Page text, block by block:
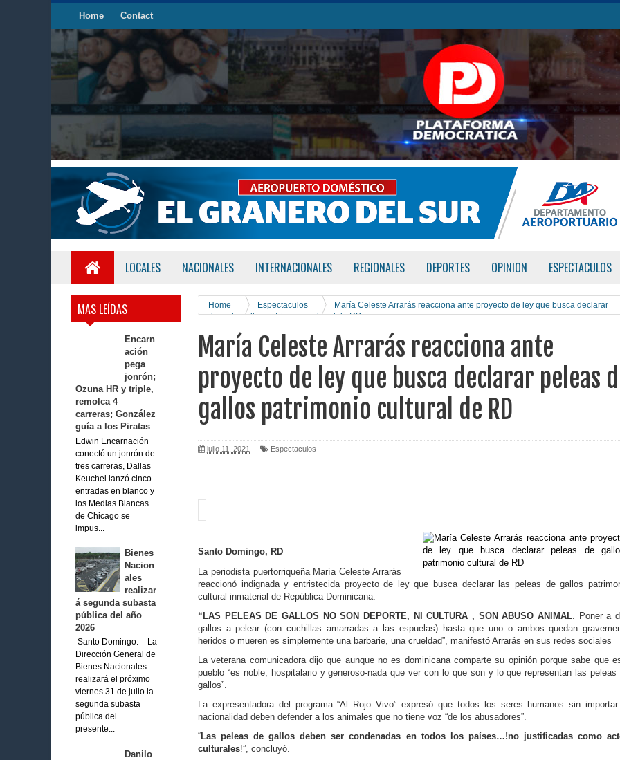
Home Contact
LOCALES NACIONALES INTERNACIONALES REGIONALES DEPORTES OPINION ESPECTACULOS
MAS LEÍDAS
Encarn
ación
pega
jonrón;
Ozuna HR y triple,
remolca 4
carreras; González
guía a los Piratas
Edwin Encarnación
conectó un jonrón de
tres carreras, Dallas
Keuchel lanzó cinco
entradas en blanco y
los Medias Blancas
de Chicago se
impus...
Bienes
Nacion
ales
realizar
á segunda subasta
pública del año
2026
Santo Domingo. – La
Dirección General de
Bienes Nacionales
realizará el próximo
viernes 31 de julio la
segunda subasta
pública del
presente...
Danilo
Home Espectaculos
María Celeste Arrarás reacciona ante proyecto de ley que busca declarar
peleas de gallos patrimonio cultural de RD
María Celeste Arrarás reacciona ante
proyecto de ley que busca declarar peleas
gallos patrimonio cultural de RD
julio 11, 2021 Espectaculos
Santo Domingo, RD
La periodista puertorriqueña María Celeste Arrarás
reaccionó indignada y entristecida proyecto de ley que busca declarar las peleas de gallos
cultural inmaterial de República Dominicana.
“LAS PELEAS DE GALLOS NO SON DEPORTE, NI CULTURA , SON ABUSO ANIMAL. Poner a
gallos a pelear (con cuchillas amarradas a las espuelas) hasta que uno o ambos quedan
heridos o mueren es simplemente una barbarie, una crueldad”, manifestó Arrarás en sus redes sociales
La veterana comunicadora dijo que aunque no es dominicana comparte su opinión porque sabe que
pueblo “es noble, hospitalario y generoso-nada que ver con lo que son y lo que representan las peleas
gallos”.
La expresentadora del programa “Al Rojo Vivo” expresó que todos los seres humanos sin
nacionalidad deben defender a los animales que no tiene voz “de los abusadores”.
“Las peleas de gallos deben ser condenadas en todos los países…!no justificadas como
culturales!”, concluyó.